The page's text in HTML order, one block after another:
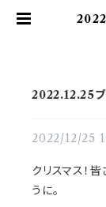
2022.12.25ブ
2022/12/25
クリスマス！
うに。